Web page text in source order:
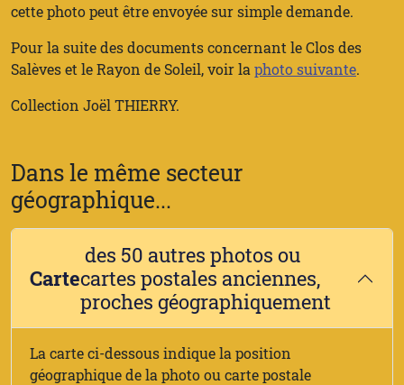
cette photo peut être envoyée sur simple demande.
Pour la suite des documents concernant le Clos des
Salèves et le Rayon de Soleil, voir la photo suivante.
Collection Joël THIERRY.
Dans le même secteur
géographique...
Carte
des 50 autres photos ou
cartes postales anciennes,
proches géographiquement
La carte ci-dessous indique la position
géographique de la photo ou carte postale